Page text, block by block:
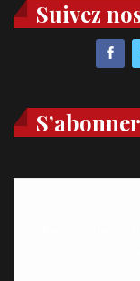
Suivez